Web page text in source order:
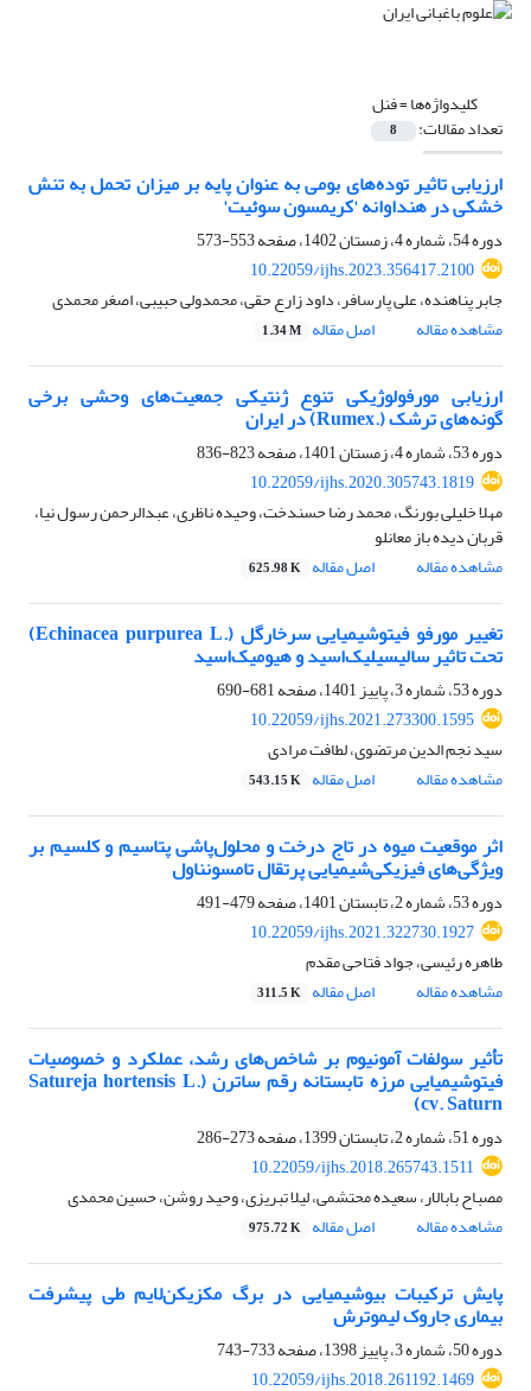
کلیدواژه‌ها =فنل
تعداد مقالات: 8
ارزیابی تاثیر توده‌های بومی به عنوان پایه بر میزان تحمل به تنش
خشکی در هنداوانه 'کریمسون سوئیت'
دوره 54، شماره 4، زمستان 1402، صفحه
553-573
10.22059/ijhs.2023.356417.2100
جابر پناهنده، علی پارسافر، داود زارع حقی، محمدولی حبیبی، اصغر محمدی
مشاهده مقاله
اصل مقاله 1.34 M
ارزیابی مورفولوژیکی تنوع ژنتیکی جمعیت‌های وحشی برخی
گونه‌های ترشک (‏Rumex.‎‏) در ایران
دوره 53، شماره 4، زمستان 1401، صفحه
823-836
10.22059/ijhs.2020.305743.1819
مهلا خلیلی بورنگ، محمد رضا حسندخت، وحیده ناظری، عبدالرحمن رسول نیا،
قربان دیده باز معانلو
مشاهده مقاله
اصل مقاله 625.98 K
تغییر مورفو فیتوشیمیایی سرخارگل (‏Echinacea purpurea L.‎‏)
تحت تاثیر سالیسیلیک‌اسید و ‏هیومیک‌اسید
دوره 53، شماره 3، پاییز 1401، صفحه
681-690
10.22059/ijhs.2021.273300.1595
سید نجم الدین مرتضوی، لطافت مرادی
مشاهده مقاله
اصل مقاله 543.15 K
اثر موقعیت میوه در تاج درخت و محلول‌پاشی پتاسیم و کلسیم بر
ویژگی‌های فیزیکی‌شیمیایی پرتقال ‏تامسون‏ناول
دوره 53، شماره 2، تابستان 1401، صفحه
479-491
10.22059/ijhs.2021.322730.1927
طاهره رئیسی، جواد فتاحی مقدم
مشاهده مقاله
اصل مقاله 311.5 K
تأثیر سولفات آمونیوم بر شاخص‌های رشد، عملکرد و خصوصیات
فیتوشیمیایی مرزه تابستانه رقم ساترن (‏Satureja ‎hortensis L.
cv. Saturn‏)‏
دوره 51، شماره 2، تابستان 1399، صفحه
273-286
10.22059/ijhs.2018.265743.1511
مصباح بابالار، سعیده محتشمی، لیلا تبریزی، وحید روشن، حسین محمدی
مشاهده مقاله
اصل مقاله 975.72 K
پایش ترکیبات بیوشیمیایی در برگ مکزیکن‌لایم طی پیشرفت
بیماری جاروک لیموترش
دوره 50، شماره 3، پاییز 1398، صفحه
733-743
10.22059/ijhs.2018.261192.1469